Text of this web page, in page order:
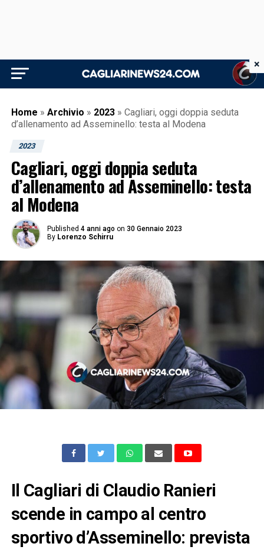
Home » Archivio » 2023 » Cagliari, oggi doppia seduta
d’allenamento ad Asseminello: testa al Modena
2023
Cagliari, oggi doppia seduta
d’allenamento ad Asseminello: testa
al Modena
Published 4 anni ago on 30 Gennaio 2023
By Lorenzo Schirru
Il Cagliari di Claudio Ranieri
scende in campo al centro
sportivo d’Asseminello: prevista
×